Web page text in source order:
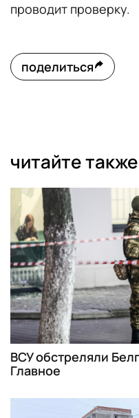
проводит проверку.
поделиться
читайте также
ВСУ обстреляли
Главное